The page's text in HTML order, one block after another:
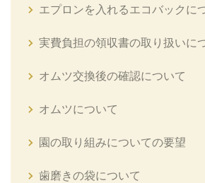
エプロンを入れるエコバックに
実費負担の領収書の取り扱いに
オムツ交換後の確認について
オムツについて
園の取り組みについての要望
歯磨きの袋について